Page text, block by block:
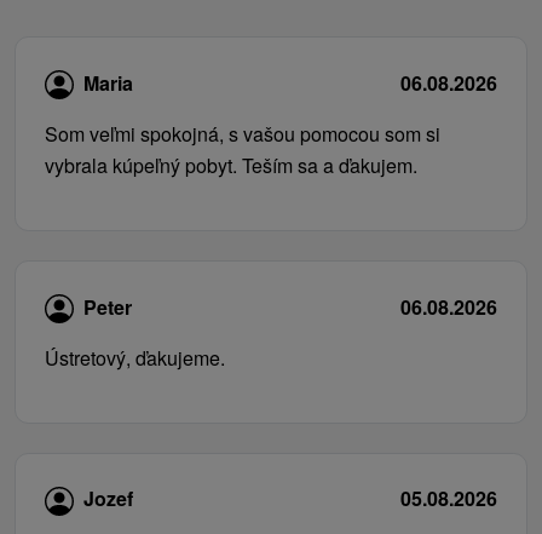
Maria
06.08.2026
Som veľmi spokojná, s vašou pomocou som si
vybrala kúpeľný pobyt. Teším sa a ďakujem.
Peter
06.08.2026
Ústretový, ďakujeme.
Jozef
05.08.2026